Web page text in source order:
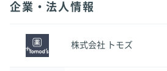
企業・法人情報
株式会社 トモズ